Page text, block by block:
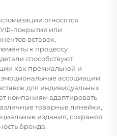
относятся
покрытия или
вставок,
к процессу
способствуют
как премиальной и
ассоциации
для индивидуальных
компаниям адаптировать
товарные линейки,
издания, сохраняя
бренда.